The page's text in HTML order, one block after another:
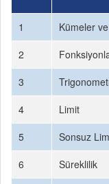
1
Kümeler
2
3
4
Limit
5
Sonsuz
6
Süreklilik